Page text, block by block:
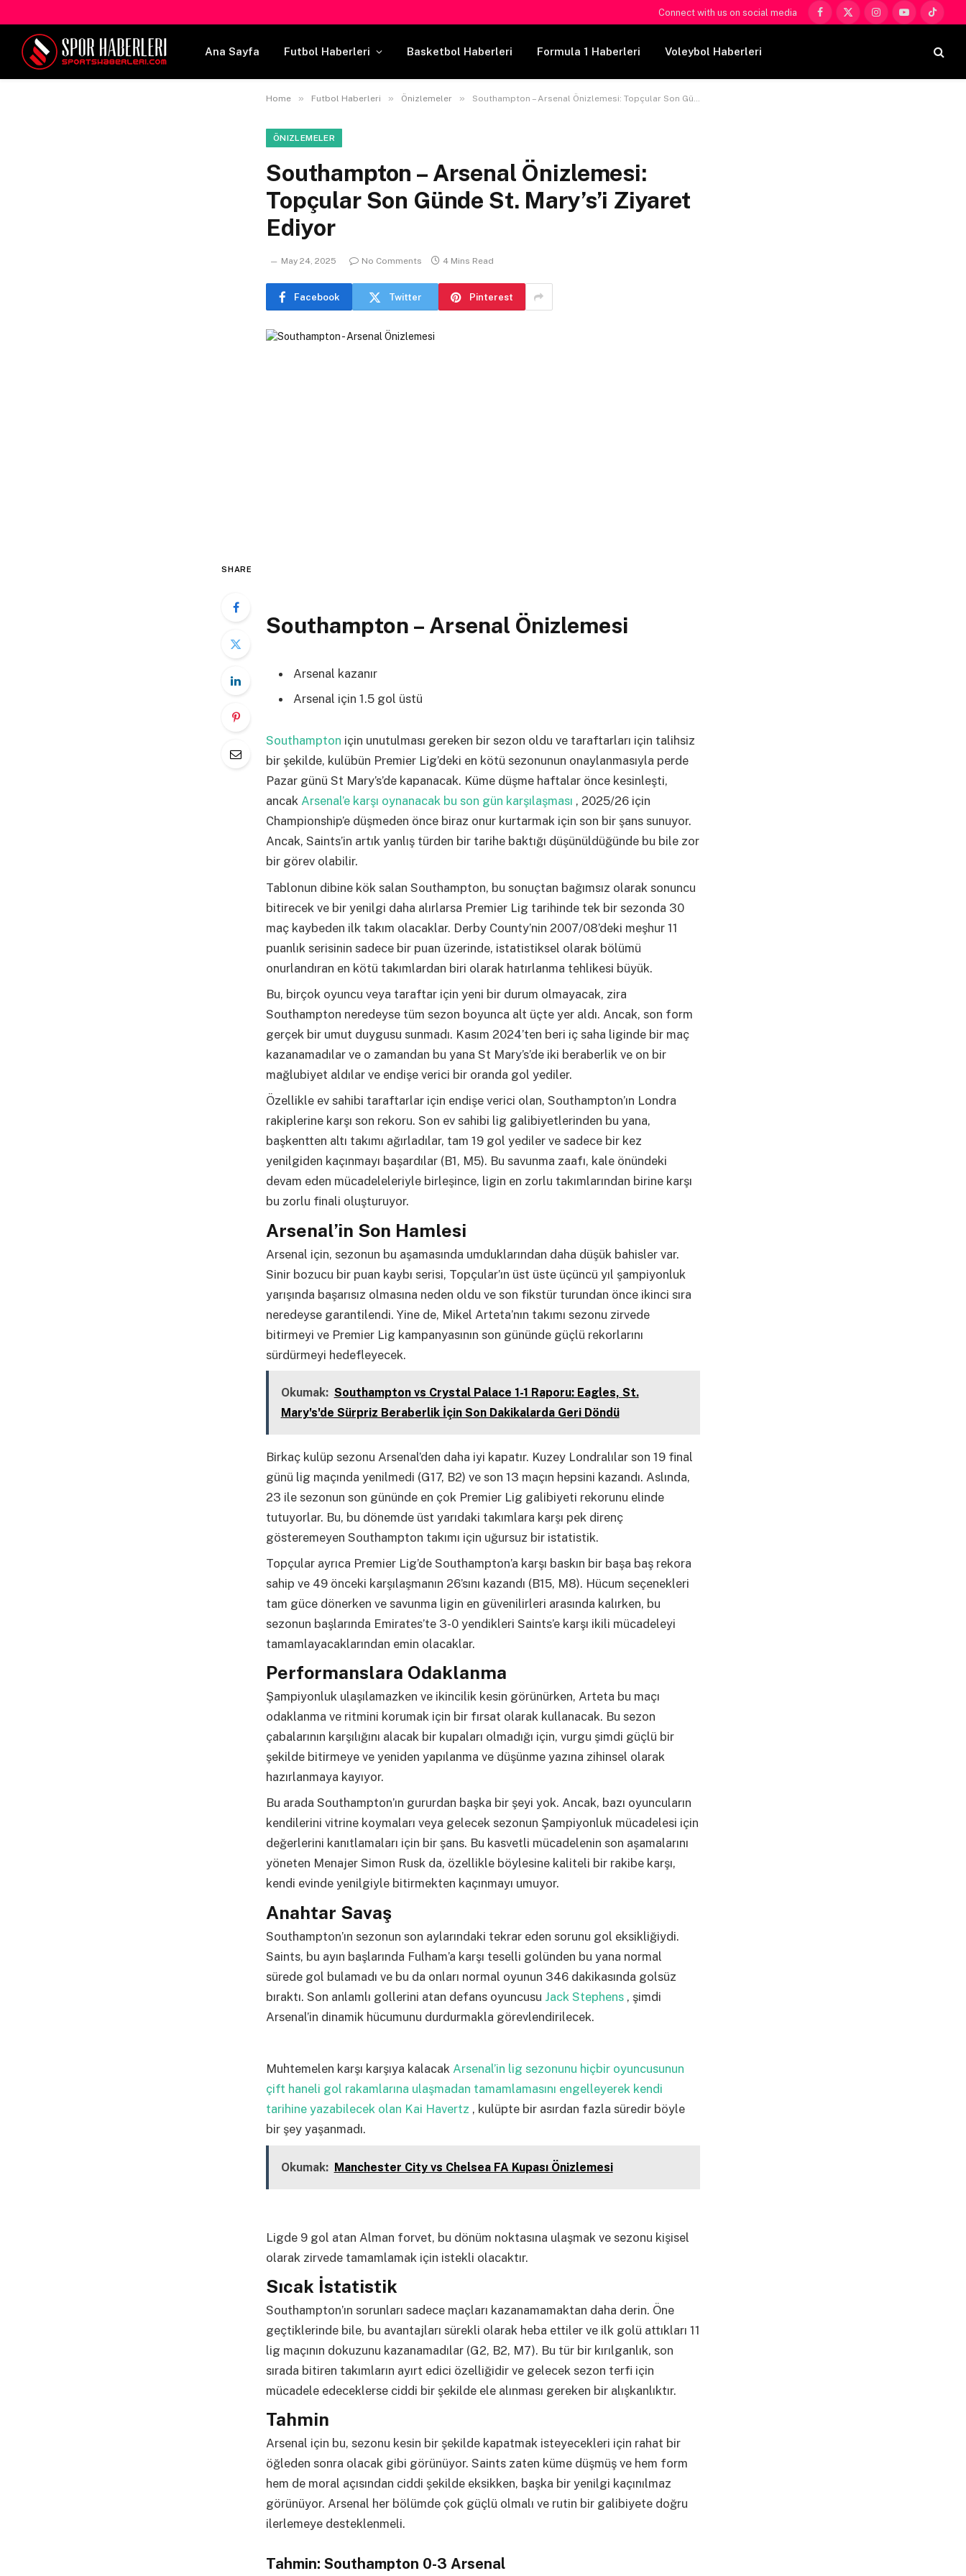
Connect with us on social media
Facebook
X
InstagramYouTubeTikTok
Ana Sayfa Futbol Haberleri Basketbol Haberleri Formula 1 Haberleri Voleybol Haberleri
Home » Futbol Haberleri » Önizlemeler » Southampton – Arsenal Önizlemesi: Topçular Son Günde St. Mary’s’i Ziyaret Ediyor
ÖNIZLEMELER
Southampton – Arsenal Önizlemesi:
Topçular Son Günde St. Mary’s’i Ziyaret
Ediyor
May 24, 2025 No Comments 4 Mins Read
Facebook Twitter Pinterest
SHARE
Southampton – Arsenal Önizlemesi
Arsenal kazanır
Arsenal için 1.5 gol üstü
Southampton için unutulması gereken bir sezon oldu ve taraftarları için talihsiz
bir şekilde, kulübün Premier Lig’deki en kötü sezonunun onaylanmasıyla perde
Pazar günü St Mary’s’de kapanacak. Küme düşme haftalar önce kesinleşti,
ancak Arsenal’e karşı oynanacak bu son gün karşılaşması , 2025/26 için
Championship’e düşmeden önce biraz onur kurtarmak için son bir şans sunuyor.
Ancak, Saints’in artık yanlış türden bir tarihe baktığı düşünüldüğünde bu bile zor
bir görev olabilir.
Tablonun dibine kök salan Southampton, bu sonuçtan bağımsız olarak sonuncu
bitirecek ve bir yenilgi daha alırlarsa Premier Lig tarihinde tek bir sezonda 30
maç kaybeden ilk takım olacaklar. Derby County’nin 2007/08’deki meşhur 11
puanlık serisinin sadece bir puan üzerinde, istatistiksel olarak bölümü
onurlandıran en kötü takımlardan biri olarak hatırlanma tehlikesi büyük.
Bu, birçok oyuncu veya taraftar için yeni bir durum olmayacak, zira
Southampton neredeyse tüm sezon boyunca alt üçte yer aldı. Ancak, son form
gerçek bir umut duygusu sunmadı. Kasım 2024’ten beri iç saha liginde bir maç
kazanamadılar ve o zamandan bu yana St Mary’s’de iki beraberlik ve on bir
mağlubiyet aldılar ve endişe verici bir oranda gol yediler.
Özellikle ev sahibi taraftarlar için endişe verici olan, Southampton’ın Londra
rakiplerine karşı son rekoru. Son ev sahibi lig galibiyetlerinden bu yana,
başkentten altı takımı ağırladılar, tam 19 gol yediler ve sadece bir kez
yenilgiden kaçınmayı başardılar (B1, M5). Bu savunma zaafı, kale önündeki
devam eden mücadeleleriyle birleşince, ligin en zorlu takımlarından birine karşı
bu zorlu finali oluşturuyor.
Arsenal’in Son Hamlesi
Arsenal için, sezonun bu aşamasında umduklarından daha düşük bahisler var.
Sinir bozucu bir puan kaybı serisi, Topçular’ın üst üste üçüncü yıl şampiyonluk
yarışında başarısız olmasına neden oldu ve son fikstür turundan önce ikinci sıra
neredeyse garantilendi. Yine de, Mikel Arteta’nın takımı sezonu zirvede
bitirmeyi ve Premier Lig kampanyasının son gününde güçlü rekorlarını
sürdürmeyi hedefleyecek.
Okumak: Southampton vs Crystal Palace 1-1 Raporu: Eagles, St.
Mary's'de Sürpriz Beraberlik İçin Son Dakikalarda Geri Döndü
Birkaç kulüp sezonu Arsenal’den daha iyi kapatır. Kuzey Londralılar son 19 final
günü lig maçında yenilmedi (G17, B2) ve son 13 maçın hepsini kazandı. Aslında,
23 ile sezonun son gününde en çok Premier Lig galibiyeti rekorunu elinde
tutuyorlar. Bu, bu dönemde üst yarıdaki takımlara karşı pek direnç
gösteremeyen Southampton takımı için uğursuz bir istatistik.
Topçular ayrıca Premier Lig’de Southampton’a karşı baskın bir başa baş rekora
sahip ve 49 önceki karşılaşmanın 26’sını kazandı (B15, M8). Hücum seçenekleri
tam güce dönerken ve savunma ligin en güvenilirleri arasında kalırken, bu
sezonun başlarında Emirates’te 3-0 yendikleri Saints’e karşı ikili mücadeleyi
tamamlayacaklarından emin olacaklar.
Performanslara Odaklanma
Şampiyonluk ulaşılamazken ve ikincilik kesin görünürken, Arteta bu maçı
odaklanma ve ritmini korumak için bir fırsat olarak kullanacak. Bu sezon
çabalarının karşılığını alacak bir kupaları olmadığı için, vurgu şimdi güçlü bir
şekilde bitirmeye ve yeniden yapılanma ve düşünme yazına zihinsel olarak
hazırlanmaya kayıyor.
Bu arada Southampton’ın gururdan başka bir şeyi yok. Ancak, bazı oyuncuların
kendilerini vitrine koymaları veya gelecek sezonun Şampiyonluk mücadelesi için
değerlerini kanıtlamaları için bir şans. Bu kasvetli mücadelenin son aşamalarını
yöneten Menajer Simon Rusk da, özellikle böylesine kaliteli bir rakibe karşı,
kendi evinde yenilgiyle bitirmekten kaçınmayı umuyor.
Anahtar Savaş
Southampton’ın sezonun son aylarındaki tekrar eden sorunu gol eksikliğiydi.
Saints, bu ayın başlarında Fulham’a karşı teselli golünden bu yana normal
sürede gol bulamadı ve bu da onları normal oyunun 346 dakikasında golsüz
bıraktı. Son anlamlı gollerini atan defans oyuncusu Jack Stephens , şimdi
Arsenal’in dinamik hücumunu durdurmakla görevlendirilecek.
Muhtemelen karşı karşıya kalacak Arsenal’in lig sezonunu hiçbir oyuncusunun
çift haneli gol rakamlarına ulaşmadan tamamlamasını engelleyerek kendi
tarihine yazabilecek olan Kai Havertz , kulüpte bir asırdan fazla süredir böyle
bir şey yaşanmadı.
Okumak: Manchester City vs Chelsea FA Kupası Önizlemesi
Ligde 9 gol atan Alman forvet, bu dönüm noktasına ulaşmak ve sezonu kişisel
olarak zirvede tamamlamak için istekli olacaktır.
Sıcak İstatistik
Southampton’ın sorunları sadece maçları kazanamamaktan daha derin. Öne
geçtiklerinde bile, bu avantajları sürekli olarak heba ettiler ve ilk golü attıkları 11
lig maçının dokuzunu kazanamadılar (G2, B2, M7). Bu tür bir kırılganlık, son
sırada bitiren takımların ayırt edici özelliğidir ve gelecek sezon terfi için
mücadele edeceklerse ciddi bir şekilde ele alınması gereken bir alışkanlıktır.
Tahmin
Arsenal için bu, sezonu kesin bir şekilde kapatmak isteyecekleri için rahat bir
öğleden sonra olacak gibi görünüyor. Saints zaten küme düşmüş ve hem form
hem de moral açısından ciddi şekilde eksikken, başka bir yenilgi kaçınılmaz
görünüyor. Arsenal her bölümde çok güçlü olmalı ve rutin bir galibiyete doğru
ilerlemeye desteklenmeli.
Tahmin: Southampton 0-3 Arsenal